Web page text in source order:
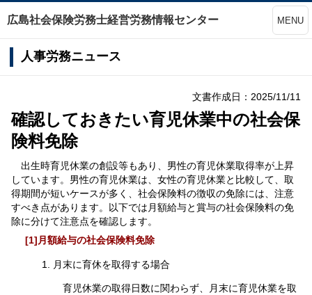
広島社会保険労務士経営労務情報センター MENU
人事労務ニュース
文書作成日：2025/11/11
確認しておきたい育児休業中の社会保
険料免除
出生時育児休業の創設等もあり、男性の育児休業取得率が上昇
しています。男性の育児休業は、女性の育児休業と比較して、取
得期間が短いケースが多く、社会保険料の徴収の免除には、注意
すべき点があります。以下では月額給与と賞与の社会保険料の免
除に分けて注意点を確認します。
[1]月額給与の社会保険料免除
月末に育休を取得する場合
育児休業の取得日数に関わらず、月末に育児休業を取